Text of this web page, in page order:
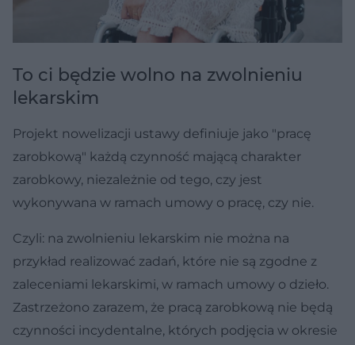
To ci będzie wolno na zwolnieniu
lekarskim
Projekt nowelizacji ustawy definiuje jako "pracę
zarobkową" każdą czynność mającą charakter
zarobkowy, niezależnie od tego, czy jest
wykonywana w ramach umowy o pracę, czy nie.
Czyli: na zwolnieniu lekarskim nie można na
przykład realizować zadań, które nie są zgodne z
zaleceniami lekarskimi, w ramach umowy o dzieło.
Zastrzeżono zarazem, że pracą zarobkową nie będą
czynności incydentalne, których podjęcia w okresie